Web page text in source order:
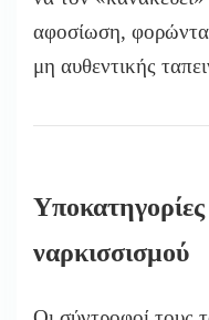
αφοσίωση,
μη αυθεντικής
ναρκισσισμού